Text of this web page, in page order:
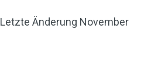
Letzte Änderung November